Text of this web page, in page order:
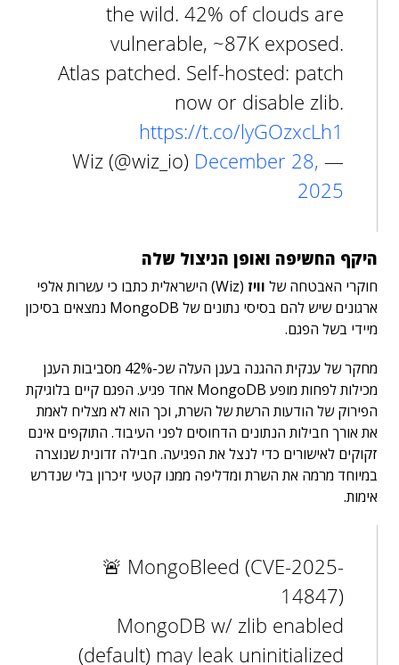
the wild. 42% of clouds are
vulnerable, ~87K exposed.
Atlas patched. Self-hosted: patch
now or disable zlib.
https://t.co/lyGOzxcLh1
— Wiz (@wiz_io)
December 28,
2025
היקף החשיפה ואופן הניצול שלה
חוקרי האבטחה של וויז
(Wiz) הישראלית כתבו כי עשרות אלפי
ארגונים שיש להם בסיסי נתונים של MongoDB נמצאים בסיכון
מיידי בשל הפגם.
מחקר של ענקית ההגנה בענן העלה שכ-42% מסביבות הענן
מכילות לפחות מופע MongoDB אחד פגיע. הפגם קיים בלוגיקת
הפירוק של הודעות הרשת של השרת, וכך הוא לא מצליח לאמת
את אורך חבילות הנתונים הדחוסים לפני העיבוד. התוקפים אינם
זקוקים לאישורים כדי לנצל את הפגיעה. חבילה זדונית שנוצרה
במיוחד מרמה את השרת ומדליפה ממנו קטעי זיכרון בלי שנדרש
אימות.
🚨 MongoBleed (CVE-2025-
14847)
MongoDB w/ zlib enabled
(default) may leak uninitialized